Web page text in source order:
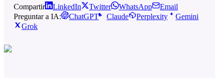
Compartir LinkedIn Twitter WhatsApp
Email
Preguntar a IA:
ChatGPT Claude Perplexity
Gemini
Grok